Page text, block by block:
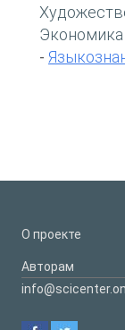
Экономика
-
О проекте
Авторам